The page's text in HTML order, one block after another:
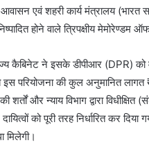
एवं शहरी कार्य मंत्रालय
होने वाले त्रिपक्षीय
कैबिनेट ने इसके डीपीआर (DPR) को
परियोजना की कुल अनुमानित
शर्तों और न्याय विभाग द्वारा
दायित्वों को पूरी तरह निर्धारित कर
मिलेगी।